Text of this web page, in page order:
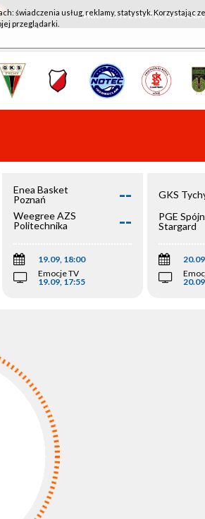
WKK ACTIVE HOTEL
Enea Basket
Poznań
--
Weegree AZS
Politechnika
--
19.09, 18:00
Emocje TV
19.09, 17:55
GKS
PGE
Stargard
świadczenia usług, reklamy, statystyk. Korzystając
przeglądarki.